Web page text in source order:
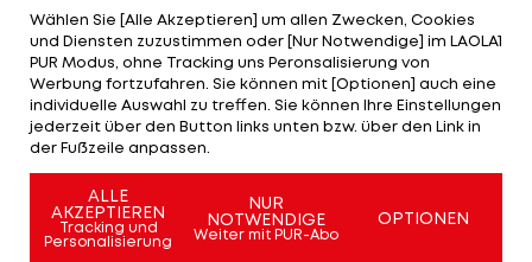
vor allem wenn es richtig heiß wird in den
Pyrenäen", glaubt Eisel, dass sein Teamkollege eine
Chance auf den Tour-Sieg hat. Derzeit liegt der
Australier nach zehn Etappen 2:23 Minuten hinter
dem derzeitigen Leader Vincenzo Nibali aus
Italien.
Mehr zum Thema
Wählen Sie [Alle Akzeptieren] um allen Zwecken, Cookies
und Diensten zuzustimmen oder [Nur Notwendige] im LAOLA1
PUR Modus, ohne Tracking uns Peronsalisierung von
Werbung fortzufahren. Sie können mit [Optionen] auch eine
individuelle Auswahl zu treffen. Sie können Ihre Einstellungen
jederzeit über den Button links unten bzw. über den Link in
der Fußzeile anpassen.
ALLE
AKZEPTIEREN
Tracking und
Personalisierung
NUR
NOTWENDIGE
Weiter mit PUR-Abo
OPTIONEN